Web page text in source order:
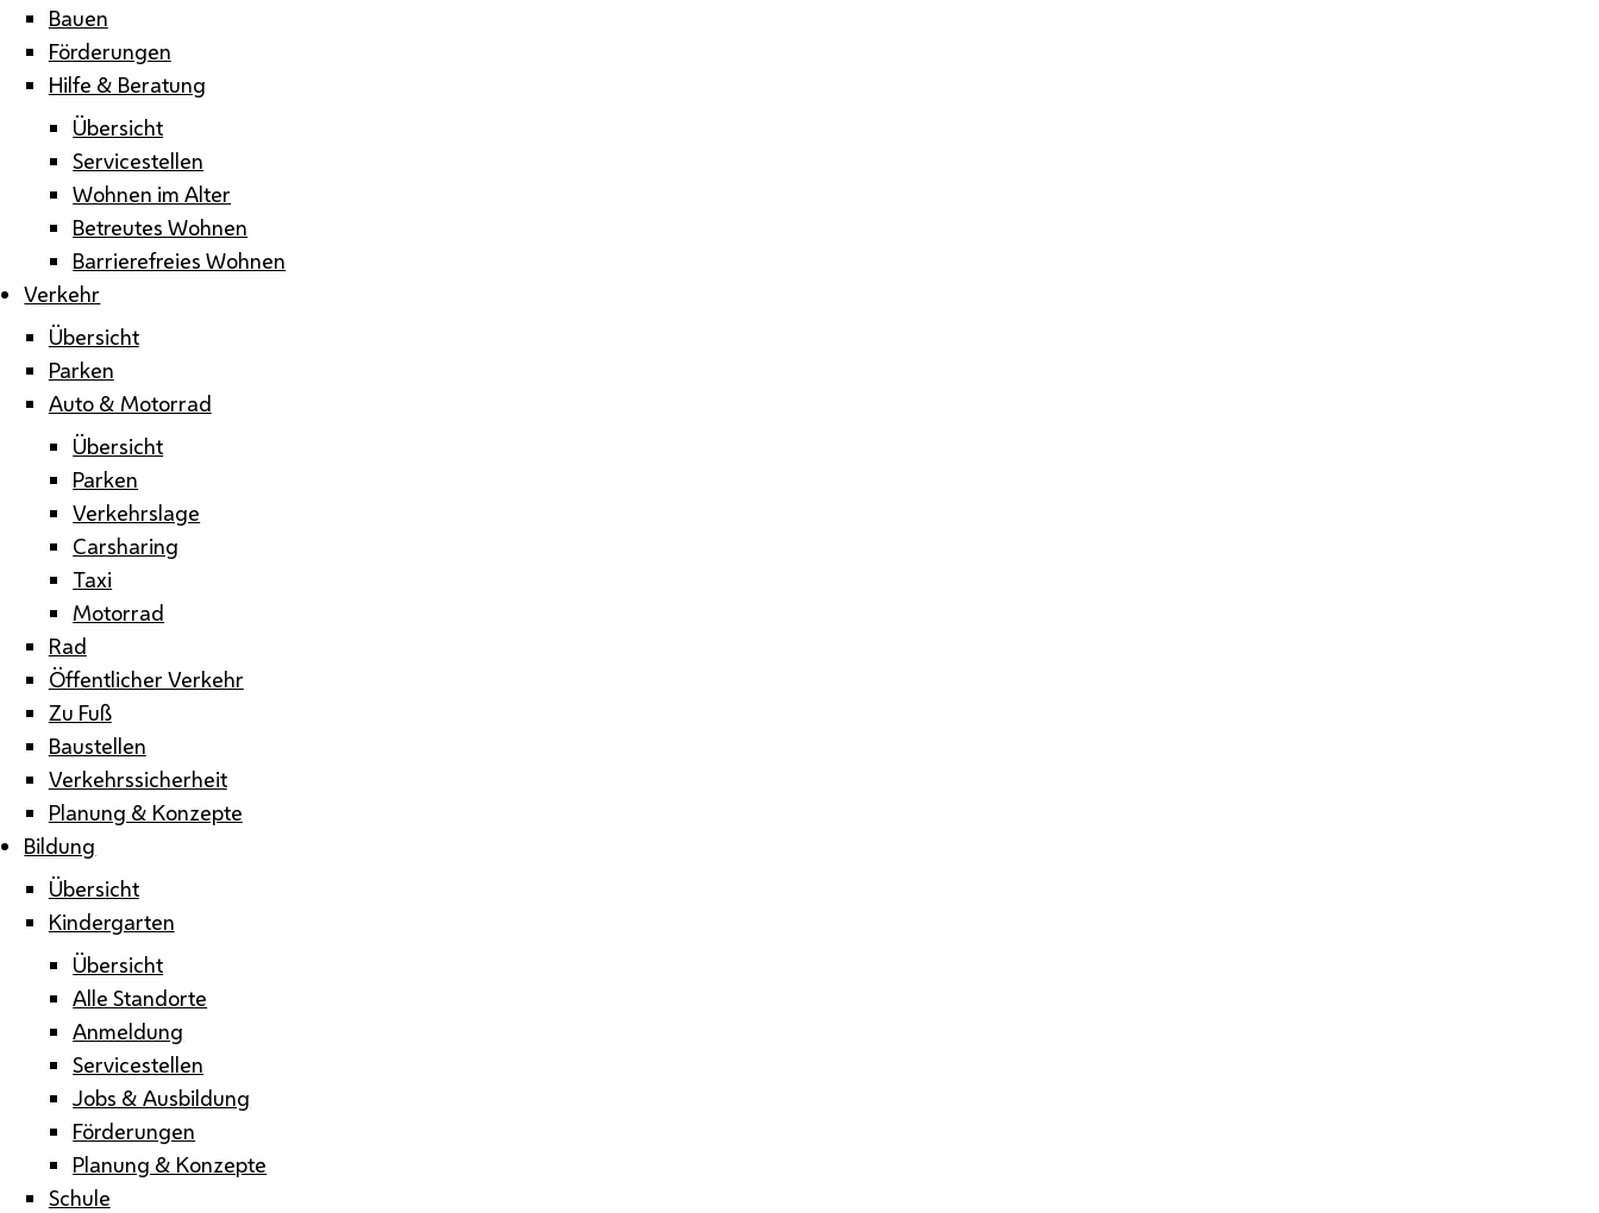
Bauen
Förderungen
Hilfe & Beratung
Übersicht
Servicestellen
Wohnen im Alter
Betreutes Wohnen
Barrierefreies Wohnen
Verkehr
Übersicht
Parken
Auto & Motorrad
Übersicht
Parken
Verkehrslage
Carsharing
Taxi
Motorrad
Rad
Öffentlicher Verkehr
Zu Fuß
Baustellen
Verkehrssicherheit
Planung & Konzepte
Bildung
Übersicht
Kindergarten
Übersicht
Alle Standorte
Anmeldung
Servicestellen
Jobs & Ausbildung
Förderungen
Planung & Konzepte
Schule